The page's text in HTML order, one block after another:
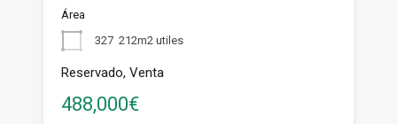
Área
327 212m2 utiles
Reservado, Venta
488,000€